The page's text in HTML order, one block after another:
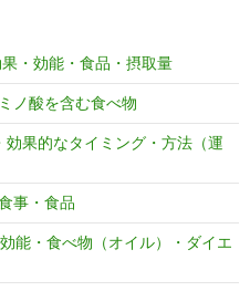
・効能・食品・摂取量
ノ酸を含む食べ物
果的なタイミング・方法（運
事・食品
能・食べ物（オイル）・ダイエ